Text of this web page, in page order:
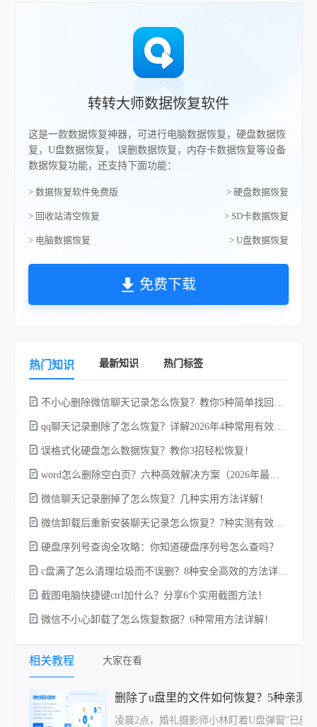
转转大师数据恢复软件
这是一款数据恢复神器，可进行电脑数据恢复，硬盘数据恢
复，U盘数据恢复， 误删数据恢复，内存卡数据恢复等设备
数据恢复功能，还支持下面功能：
> 数据恢复软件免费版 > 硬盘数据恢复
> 回收站清空恢复 > SD卡数据恢复
> 电脑数据恢复 > U盘数据恢复
免费下载
热门知识 最新知识 热门标签
不小心删除微信聊天记录怎么恢复？教你5种简单找回的方法！
qq聊天记录删除了怎么恢复？详解2026年4种常用有效的方法（支持.db数据库提取）
误格式化硬盘怎么数据恢复？教你3招轻松恢复！
word怎么删除空白页？六种高效解决方案（2026年最新实操指南）！
微信聊天记录删掉了怎么恢复？几种实用方法详解！
微信卸载后重新安装聊天记录怎么恢复？7种实测有效的恢复方案详解！
硬盘序列号查询全攻略：你知道硬盘序列号怎么查吗？
c盘满了怎么清理垃圾而不误删？8种安全高效的方法详解+误删恢复指南！
截图电脑快捷键ctrl加什么？分享6个实用截图方法！
微信不小心卸载了怎么恢复数据？6种常用方法详解！
相关教程 大家在看
删除了u盘里的文件如何恢复？5种亲测
凌晨2点，婚礼摄影师小林盯着U盘弹窗"已